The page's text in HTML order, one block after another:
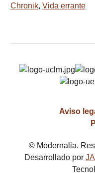
Chronik, Vida errante
Aviso
© Modernalia.
Desarrollado por